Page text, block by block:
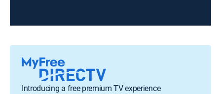
Introducing a free premium TV experience